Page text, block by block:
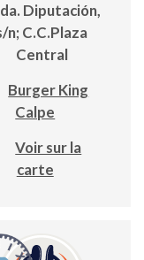
Diputación,
n; C.C.Plaza
Central
Burger King
Calpe
Voir sur la
carte